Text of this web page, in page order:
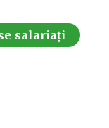
salariați